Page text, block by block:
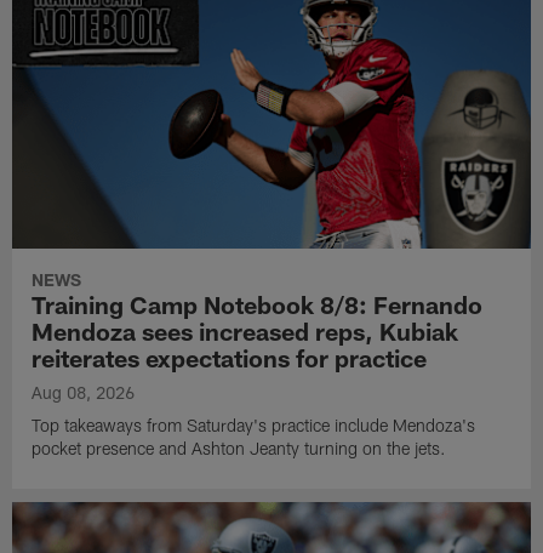
NEWS
Training Camp Notebook 8/8: Fernando
Mendoza sees increased reps, Kubiak
reiterates expectations for practice
Aug 08, 2026
Top takeaways from Saturday's practice include Mendoza's
pocket presence and Ashton Jeanty turning on the jets.